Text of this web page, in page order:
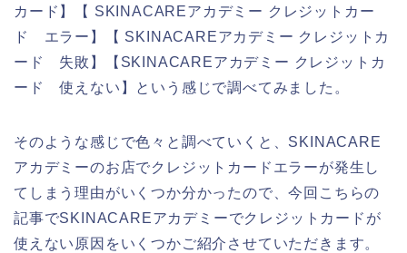
カード】【 SKINACAREアカデミー クレジットカー
ド エラー】【 SKINACAREアカデミー クレジットカ
ード 失敗】【SKINACAREアカデミー クレジットカ
ード 使えない】という感じで調べてみました。
そのような感じで色々と調べていくと、SKINACARE
アカデミーのお店でクレジットカードエラーが発生し
てしまう理由がいくつか分かったので、今回こちらの
記事でSKINACAREアカデミーでクレジットカードが
使えない原因をいくつかご紹介させていただきます。